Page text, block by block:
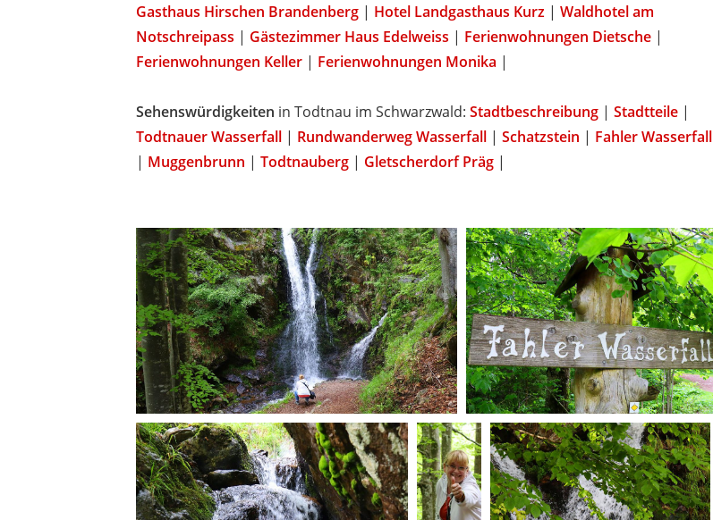
Gasthaus Hirschen Brandenberg | Hotel Landgasthaus Kurz | Waldhotel am
Notschreipass | Gästezimmer Haus Edelweiss | Ferienwohnungen Dietsche |
Ferienwohnungen Keller | Ferienwohnungen Monika |
Sehenswürdigkeiten in Todtnau im Schwarzwald: Stadtbeschreibung | Stadtteile |
Todtnauer Wasserfall | Rundwanderweg Wasserfall | Schatzstein | Fahler Wasserfall
| Muggenbrunn | Todtnauberg | Gletscherdorf Präg |